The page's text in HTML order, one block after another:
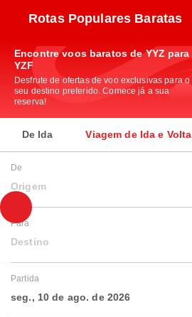
Rotas Populares Baratas
Encontre voos baratos de YYZ para
YZF
Desfrute de ofertas de voo exclusivas para o
seu destino preferido. Comece já a sua
reserva!
De Ida Viagem de Ida e Volta
De
Origem
Para
Destino
Partida
seg., 10 de ago. de 2026